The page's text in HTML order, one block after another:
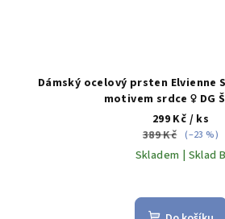
Dámský ocelový prsten Elvienne
motivem srdce ♀️ DG
299 Kč / ks
389 Kč (–23 %)
Skladem | Sklad B